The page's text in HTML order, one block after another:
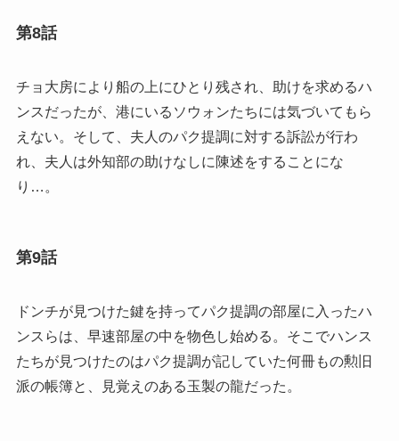
第8話
チョ大房により船の上にひとり残され、助けを求めるハ
ンスだったが、港にいるソウォンたちには気づいてもら
えない。そして、夫人のパク提調に対する訴訟が行わ
れ、夫人は外知部の助けなしに陳述をすることにな
り…。
第9話
ドンチが見つけた鍵を持ってパク提調の部屋に入ったハ
ンスらは、早速部屋の中を物色し始める。そこでハンス
たちが見つけたのはパク提調が記していた何冊もの勲旧
派の帳簿と、見覚えのある玉製の龍だった。